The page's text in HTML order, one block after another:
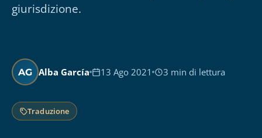
giurisdizione.
AG Alba García 13 Ago 2021 3 min di lettura
Traduzione